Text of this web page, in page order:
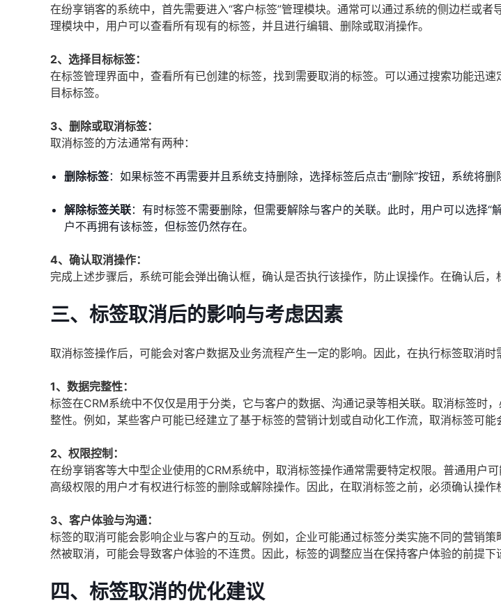
在纷享销客的系统中，首先需要进入“客户标签”管理模块。通常可以通过系统的侧边栏或者
理模块中，用户可以查看所有现有的标签，并且进行编辑、删除或取消操作。
2、选择目标标签：
在标签管理界面中，查看所有已创建的标签，找到需要取消的标签。可以通过搜索功能迅
目标标签。
3、删除或取消标签：
取消标签的方法通常有两种：
删除标签：如果标签不再需要并且系统支持删除，选择标签后点击“删除”按钮，系统将删
解除标签关联：有时标签不需要删除，但需要解除与客户的关联。此时，用户可以选择“
户不再拥有该标签，但标签仍然存在。
4、确认取消操作：
完成上述步骤后，系统可能会弹出确认框，确认是否执行该操作，防止误操作。在确认后，
三、标签取消后的影响与考虑因素
取消标签操作后，可能会对客户数据及业务流程产生一定的影响。因此，在执行标签取消时
1、数据完整性：
标签在CRM系统中不仅仅是用于分类，它与客户的数据、沟通记录等相关联。取消标签时
整性。例如，某些客户可能已经建立了基于标签的营销计划或自动化工作流，取消标签可能
2、权限控制：
在纷享销客等大中型企业使用的CRM系统中，取消标签操作通常需要特定权限。普通用户
高级权限的用户才有权进行标签的删除或解除操作。因此，在取消标签之前，必须确认操作
3、客户体验与沟通：
标签的取消可能会影响企业与客户的互动。例如，企业可能通过标签分类实施不同的营销
然被取消，可能会导致客户体验的不连贯。因此，标签的调整应当在保持客户体验的前提下
四、标签取消的优化建议